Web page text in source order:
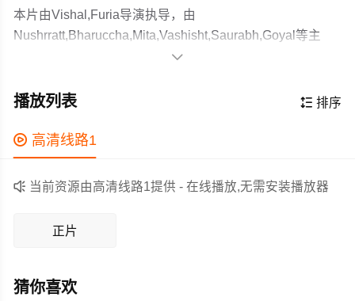
本片由Vishal,Furia导演执导，由
Nushrratt,Bharuccha,Mita,Vashisht,Saurabh,Goyal等主
演，故事情节跌岩起伏、扣人心弦，领广大恐怖片爱好者
unborn child from the evil within society and from the fear
作为一部 上映的恐怖电影，在当期同类题材影片中具有一
定的看点，在演员表现和剧情架构上也都有不错的亮点，
剧情紧凑，角色塑造鲜明，适合喜欢恐怖类电影的观众观

 排序
播放列表
 高清线路1
 当前资源由高清线路1提供 - 在线播放,无需安装播放器
正片
猜你喜欢